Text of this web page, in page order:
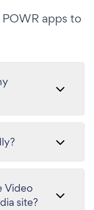
apps to
Video
site?